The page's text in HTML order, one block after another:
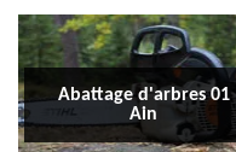
Abattage d'arbres 01
Ain